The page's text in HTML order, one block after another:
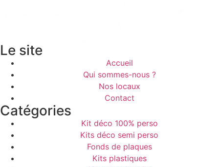
Le site
Accueil
Qui sommes-nous ?
Nos locaux
Contact
Catégories
Kit déco 100% perso
Kits déco semi perso
Fonds de plaques
Kits plastiques